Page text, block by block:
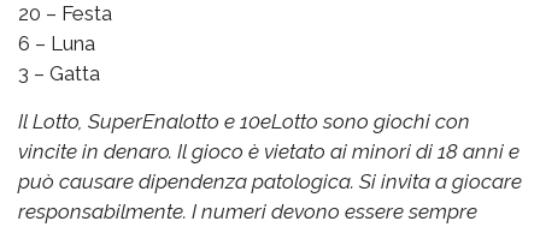
20 – Festa
6 – Luna
3 – Gatta
Il Lotto, SuperEnalotto e 10eLotto sono giochi con
vincite in denaro. Il gioco è vietato ai minori di 18 anni e
può causare dipendenza patologica. Si invita a giocare
responsabilmente. I numeri devono essere sempre